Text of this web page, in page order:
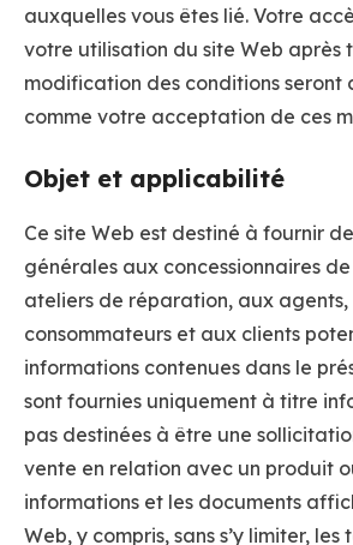
auxquelles vous êtes lié. Votre
votre utilisation du site Web après
modification des conditions seront
comme votre acceptation de ces
Objet et applicabilité
Ce site Web est destiné à fournir
générales aux concessionnaires
ateliers de réparation, aux
consommateurs et aux clients
informations contenues dans le
sont fournies uniquement à titre
pas destinées à être une
vente en relation avec un produit
informations et les documents
Web, y compris, sans s’y limiter,